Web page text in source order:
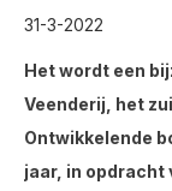
31-3-2022
Het wordt een
Veenderij, het
Ontwikkelende
jaar, in opdracht